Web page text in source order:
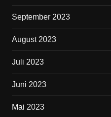
September 2023
August 2023
Juli 2023
Juni 2023
Mai 2023